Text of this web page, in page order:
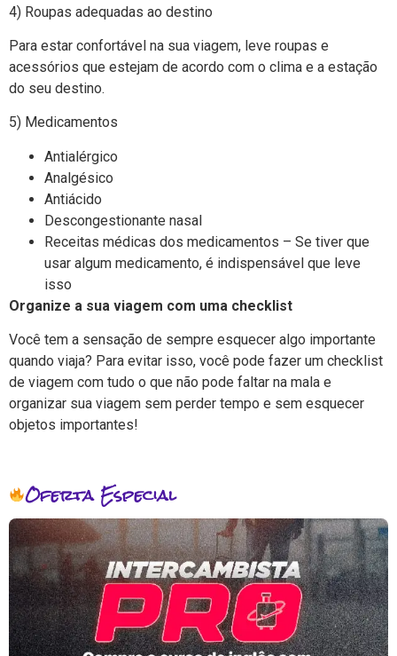
4) Roupas adequadas ao destino
Para estar confortável na sua viagem, leve roupas e
acessórios que estejam de acordo com o clima e a estação
do seu destino.
5) Medicamentos
Antialérgico
Analgésico
Antiácido
Descongestionante nasal
Receitas médicas dos medicamentos – Se tiver que
usar algum medicamento, é indispensável que leve
isso
Organize a sua viagem com uma checklist
Você tem a sensação de sempre esquecer algo importante
quando viaja? Para evitar isso, você pode fazer um checklist
de viagem com tudo o que não pode faltar na mala e
organizar sua viagem sem perder tempo e sem esquecer
objetos importantes!
Oferta Especial